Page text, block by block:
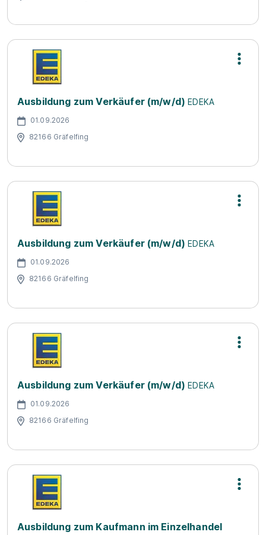
Ausbildung zum Verkäufer (m/w/d) EDEKA
01.09.2026
82166 Gräfelfing
Ausbildung zum Verkäufer (m/w/d) EDEKA
01.09.2026
82166 Gräfelfing
Ausbildung zum Verkäufer (m/w/d) EDEKA
01.09.2026
82166 Gräfelfing
Ausbildung zum Kaufmann im Einzelhandel